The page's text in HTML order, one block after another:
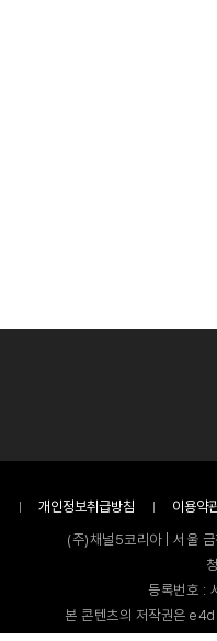
개인정보취급방침 이용약
(주)채널5코리아 | 서울
등록번호 :
본 콘텐츠의 저작권은